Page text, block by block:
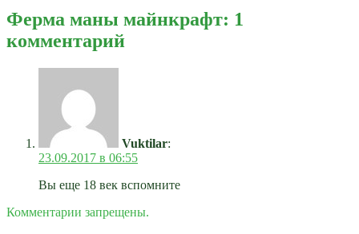
Ферма маны майнкрафт: 1
комментарий
Vuktilar:
23.09.2017 в 06:55
Вы еще 18 век вспомните
Комментарии запрещены.